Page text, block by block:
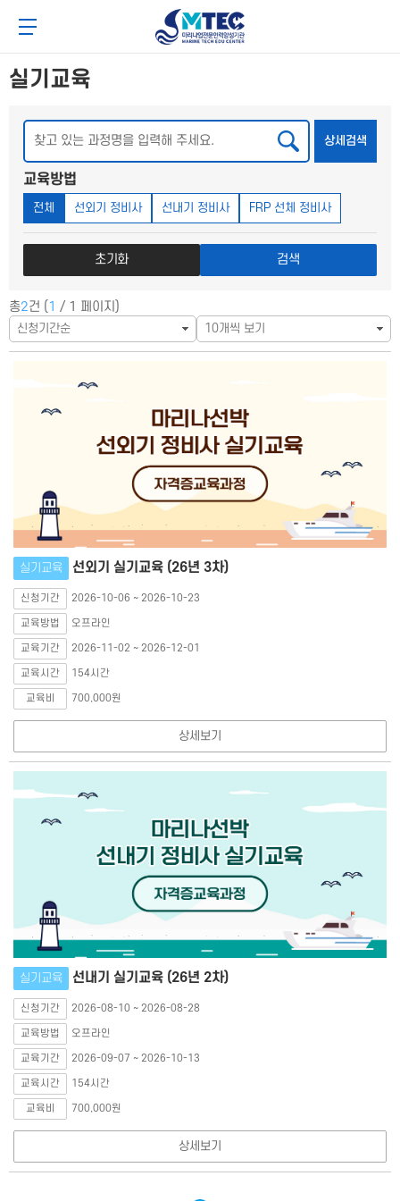
로
가
기
로
가
기
메뉴 버튼
4CSoft
실기교육
검색
상세검색
교육방법
전체 선외기 정비사 선내기 정비사 FRP 선체 정비사
초기화 검색
총2건 ( 1 / 1 페이지)
실기교육 선외기 실기교육 (26년 3차)
신청기간 2026-10-06 ~ 2026-10-23
교육방법 오프라인
교육기간 2026-11-02 ~ 2026-12-01
교육시간 154시간
교육비 700,000원
상세보기
실기교육 선내기 실기교육 (26년 2차)
신청기간 2026-08-10 ~ 2026-08-28
교육방법 오프라인
교육기간 2026-09-07 ~ 2026-10-13
교육시간 154시간
교육비 700,000원
상세보기